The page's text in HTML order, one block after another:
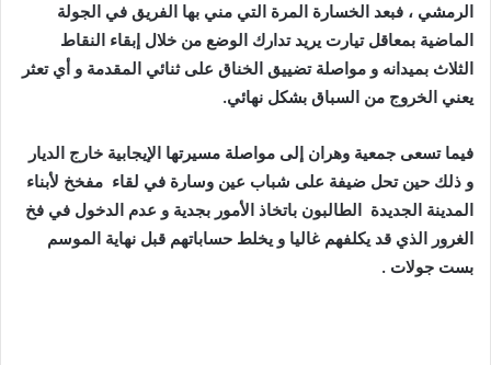
الرمشي ، فبعد الخسارة المرة التي مني بها الفريق في الجولة
الماضية بمعاقل تيارت يريد تدارك الوضع من خلال إبقاء النقاط
الثلاث بميدانه و مواصلة تضييق الخناق على ثنائي المقدمة و أي تعثر
يعني الخروج من السباق بشكل نهائي.
فيما تسعى جمعية وهران إلى مواصلة مسيرتها الإيجابية خارج الديار
و ذلك حين تحل ضيفة على شباب عين وسارة في لقاء مفخخ لأبناء
المدينة الجديدة الطالبون باتخاذ الأمور بجدية و عدم الدخول في فخ
الغرور الذي قد يكلفهم غاليا و يخلط حساباتهم قبل نهاية الموسم
بست جولات .